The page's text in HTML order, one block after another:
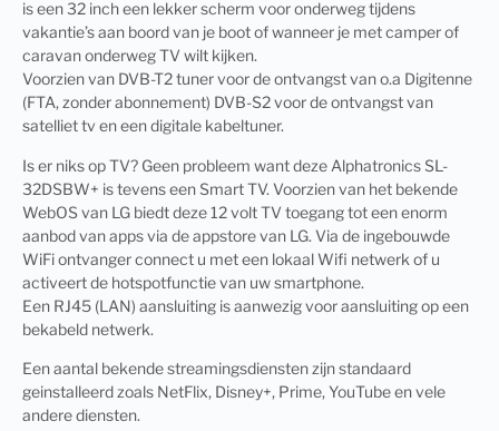
is een 32 inch een lekker scherm voor onderweg tijdens
vakantie’s aan boord van je boot of wanneer je met camper of
caravan onderweg TV wilt kijken.
Voorzien van DVB-T2 tuner voor de ontvangst van o.a Digitenne
(FTA, zonder abonnement) DVB-S2 voor de ontvangst van
satelliet tv en een digitale kabeltuner.
Is er niks op TV? Geen probleem want deze Alphatronics SL-
32DSBW+ is tevens een Smart TV. Voorzien van het bekende
WebOS van LG biedt deze 12 volt TV toegang tot een enorm
aanbod van apps via de appstore van LG. Via de ingebouwde
WiFi ontvanger connect u met een lokaal Wifi netwerk of u
activeert de hotspotfunctie van uw smartphone.
Een RJ45 (LAN) aansluiting is aanwezig voor aansluiting op een
bekabeld netwerk.
Een aantal bekende streamingsdiensten zijn standaard
geinstalleerd zoals NetFlix, Disney+, Prime, YouTube en vele
andere diensten.